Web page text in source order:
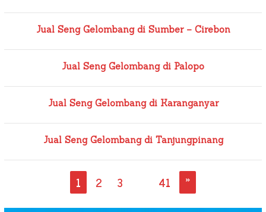
Jual Seng Gelombang di Sumber – Cirebon
Jual Seng Gelombang di Palopo
Jual Seng Gelombang di Karanganyar
Jual Seng Gelombang di Tanjungpinang
1 2 3 41 »